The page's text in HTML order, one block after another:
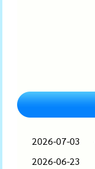
2026-07-03
2026-06-23